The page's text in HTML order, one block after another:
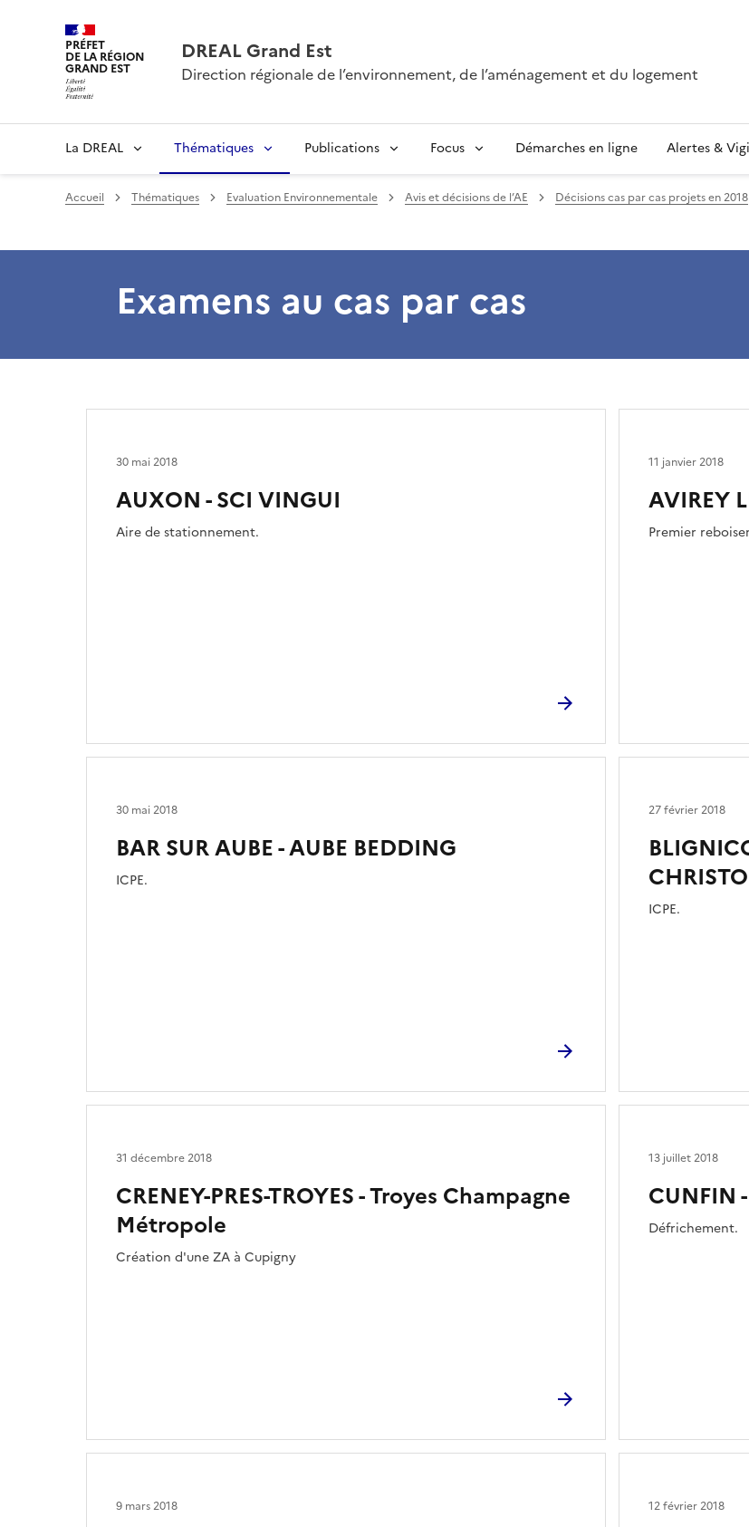
PRÉFET
DE LA RÉGION
GRAND EST
DREAL Grand Est
Direction régionale de l’environnement, de l’aménagement et du logement
La DREAL Thématiques Publications Focus Démarches en ligne Alertes &
Accueil Thématiques Evaluation Environnementale Avis et décisions de l’AE Décisions cas par cas projets en 2018
Examens au cas par cas
AUXON - SCI VINGUI
Aire de stationnement.
30 mai 2018
AVIREY
Premier
11 janvier 2018
BAR SUR AUBE - AUBE BEDDING
ICPE.
30 mai 2018
ICPE.
27 février 2018
CRENEY-PRES-TROYES - Troyes Champagne
Métropole
Création d'une ZA à Cupigny
31 décembre 2018
CUNFIN
Défrichement.
13 juillet 2018
9 mars 2018 12 février 2018